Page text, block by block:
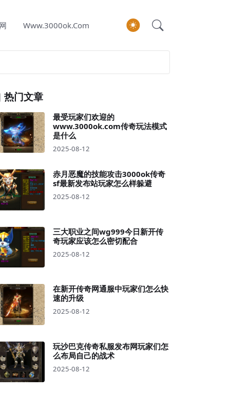
Www.3000ok.com
热门文章
最受玩家们欢迎的
www.3000ok.com传奇玩法模式
是什么
2025-08-12
赤月恶魔的技能攻击3000ok传奇
sf最新发布站玩家怎么样躲避
2025-08-12
三大职业之间wg999今日新开传
奇玩家应该怎么密切配合
2025-08-12
在新开传奇网通服中玩家们怎么快
速的升级
2025-08-12
玩沙巴克传奇私服发布网玩家们怎
么布局自己的战术
2025-08-12